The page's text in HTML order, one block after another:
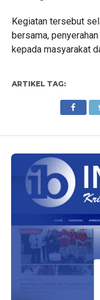
Kegiatan tersebut
bersama,
kepada masyarakat
ARTIKEL TAG: